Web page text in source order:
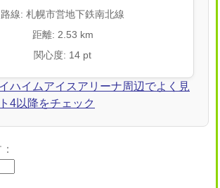
路線: 札幌市営地下鉄南北線
距離: 2.53 km
関心度: 14 pt
ハイムアイスアリーナ周辺でよく見
4以降をチェック